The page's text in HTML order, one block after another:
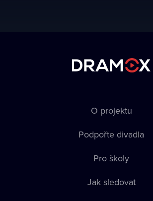
O projektu
Podpořte divadla
Pro školy
Jak sledovat